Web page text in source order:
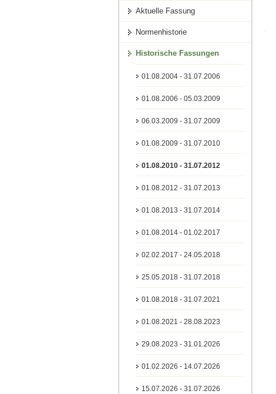
Aktuelle Fassung
Normenhistorie
Historische Fassungen
01.08.2004 - 31.07.2006
01.08.2006 - 05.03.2009
06.03.2009 - 31.07.2009
01.08.2009 - 31.07.2010
01.08.2010 - 31.07.2012
01.08.2012 - 31.07.2013
01.08.2013 - 31.07.2014
01.08.2014 - 01.02.2017
02.02.2017 - 24.05.2018
25.05.2018 - 31.07.2018
01.08.2018 - 31.07.2021
01.08.2021 - 28.08.2023
29.08.2023 - 31.01.2026
01.02.2026 - 14.07.2026
15.07.2026 - 31.07.2026